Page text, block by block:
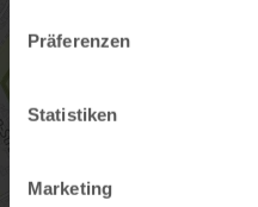
Präferenzen
Statistiken
Marketing